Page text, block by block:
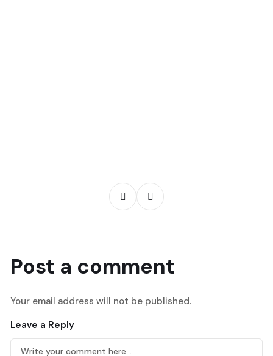
Post a comment
Your email address will not be published.
Leave a Reply